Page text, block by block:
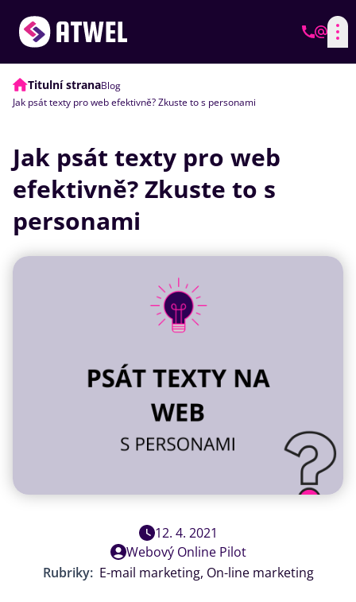
Titulní stranaBlog
Jak psát texty pro web efektivně? Zkuste to s personami
Jak psát texty pro web
efektivně? Zkuste to s
personami
12. 4. 2021
Webový Online Pilot
Rubriky: E-mail marketing, On-line marketing